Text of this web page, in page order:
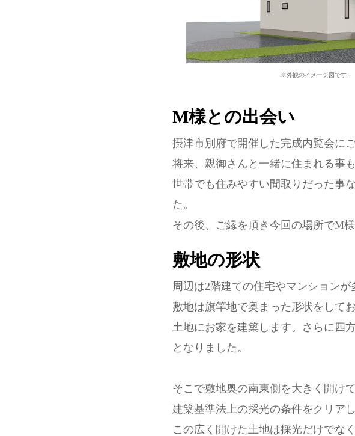
※外観のイメージ図です。
M様との出会い
摂津市別府で開催した完成内覧会に
将来、親御さんと一緒に住まれる事
世帯でも住みやすい間取りだった事
た。
その後、ご縁を頂き今回の場所でM
敷地の形状
周辺は2階建ての住宅やマンションが
敷地は旗竿地で奥まった形状をして
土地にお家を建築します。さらに四
となりました。
そこで敷地奥の南東側を大きく開け
建築基準法上の採光の条件をクリア
この広く開けた土地は採光だけでな